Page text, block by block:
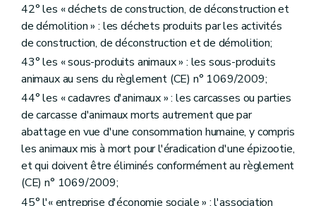
42° les « déchets de construction, de déconstruction et
de démolition » : les déchets produits par les activités
de construction, de déconstruction et de démolition;
43° les « sous-produits animaux » : les sous-produits
animaux au sens du règlement (CE) n° 1069/2009;
44° les « cadavres d'animaux » : les carcasses ou parties
de carcasse d'animaux morts autrement que par
abattage en vue d'une consommation humaine, y compris
les animaux mis à mort pour l'éradication d'une épizootie,
et qui doivent être éliminés conformément au règlement
(CE) n° 1069/2009;
45° l'« entreprise d'économie sociale » : l'association